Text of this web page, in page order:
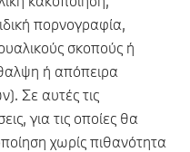
πορνογραφία,
σκοπούς ή
ή απόπειρα
Σε αυτές τις
για τις οποίες θα
χωρίς πιθανότητα